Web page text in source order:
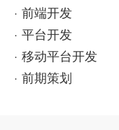
· 前端开发
· 平台开发
· 移动平台开发
· 前期策划